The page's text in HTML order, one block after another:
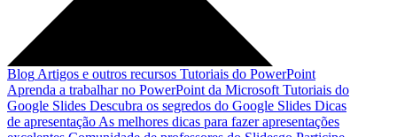
Blog Artigos e outros recursos Tutoriais do PowerPoint
Aprenda a trabalhar no PowerPoint da Microsoft Tutoriais do
Google Slides Descubra os segredos do Google Slides Dicas
de apresentação As melhores dicas para fazer apresentações